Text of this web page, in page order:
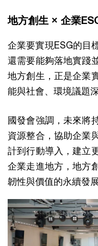
地方創生 × 企業
企業要實現ESG的目
還需要能夠落地實踐
地方創生，正是企業
能與社會、環境議題
國發會強調，未來將
資源整合，協助企業
計到行動導入，建立
企業走進地方，地方
韌性與價值的永續發展